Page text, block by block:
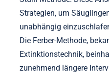
Strategien, um
unabhängig
Die Ferber-Methode,
Extinktionstechnik,
zunehmend längere